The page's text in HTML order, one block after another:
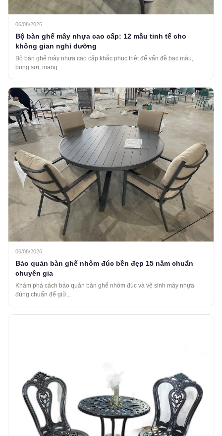
06/08/2026
Bộ bàn ghế mây nhựa cao cấp: 12 mẫu tinh tế cho
không gian nghỉ dưỡng
Bộ bàn ghế mây nhựa cao cấp khắc phục triệt để vấn đề bạc màu,
bung sợi, mang...
06/08/2026
Bảo quản bàn ghế nhôm đúc bền đẹp 15 năm chuẩn
chuyên gia
Khám phá cách bảo quản bàn ghế nhôm đúc và vệ sinh mây nhựa
đúng chuẩn để giữ...